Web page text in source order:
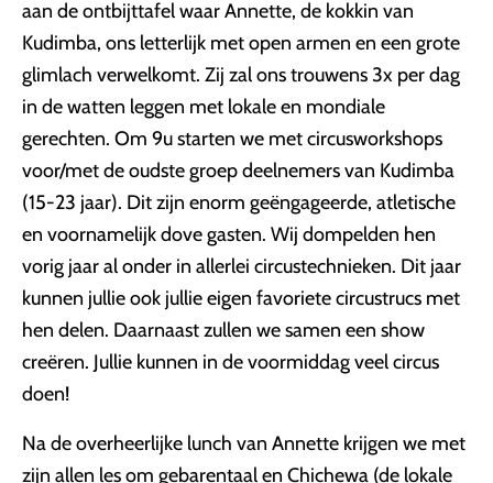
aan de ontbijttafel waar Annette, de kokkin van
Kudimba, ons letterlijk met open armen en een grote
glimlach verwelkomt. Zij zal ons trouwens 3x per dag
in de watten leggen met lokale en mondiale
gerechten. Om 9u starten we met circusworkshops
voor/met de oudste groep deelnemers van Kudimba
(15-23 jaar). Dit zijn enorm geëngageerde, atletische
en voornamelijk dove gasten. Wij dompelden hen
vorig jaar al onder in allerlei circustechnieken. Dit jaar
kunnen jullie ook jullie eigen favoriete circustrucs met
hen delen. Daarnaast zullen we samen een show
creëren. Jullie kunnen in de voormiddag veel circus
doen!
Na de overheerlijke lunch van Annette krijgen we met
zijn allen les om gebarentaal en Chichewa (de lokale